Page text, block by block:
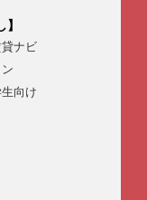
ナビ
向け